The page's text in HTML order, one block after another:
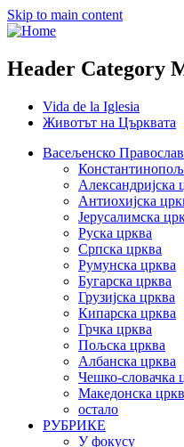
Skip to main content
Header Category
Vida de la Iglesia
Животът на Църквата
Васељенско
Александријска
Антиохијска
Јерусалимска
Руска црква
Српска црква
Румунска црква
Бугарска црква
Грузијска црква
Кипарска црква
Грчка црква
Пољска црква
Албанска црква
Чешко-словачка
Македонска
остало
РУБРИКЕ
У фокусу